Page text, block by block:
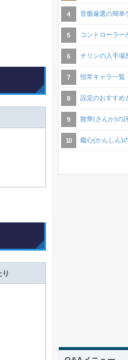
り
音骸厳選の簡単
コントローラー
チリンの入手場
恒常キャラ一覧
設定のおすすめ
散華(さんか)の
鑑心(かんしん)